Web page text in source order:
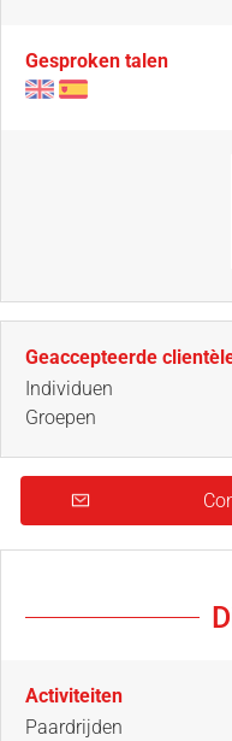
Gesproken talen
Geaccepteerde
Individuen
Groepen
Activiteiten
Paardrijden